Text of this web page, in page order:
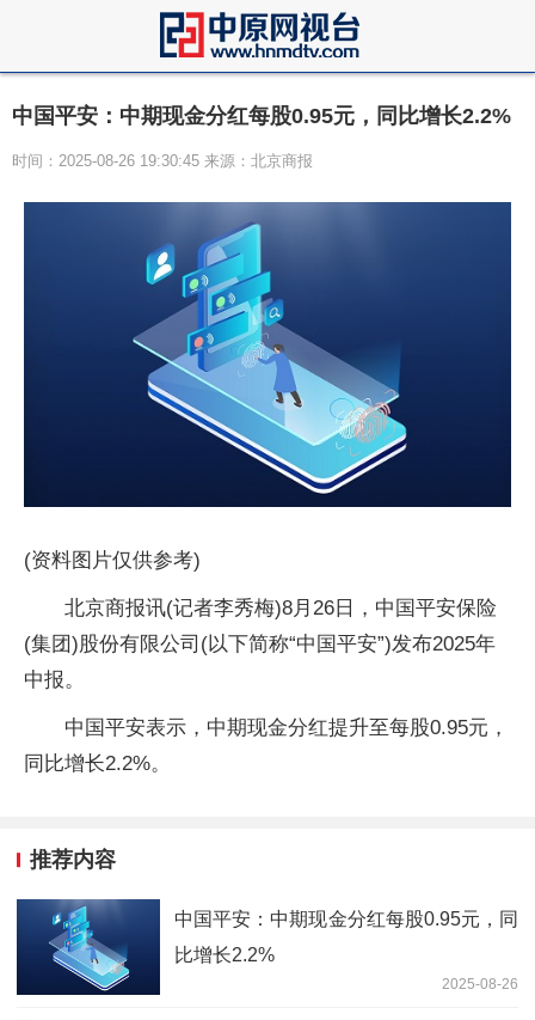
中国平安：中期现金分红每股0.95元，同比增长2.2%
时间：2025-08-26 19:30:45 来源：北京商报
(资料图片仅供参考)
北京商报讯(记者李秀梅)8月26日，中国平安保险
(集团)股份有限公司(以下简称“中国平安”)发布2025年
中报。
中国平安表示，中期现金分红提升至每股0.95元，
同比增长2.2%。
推荐内容
中国平安：中期现金分红每股0.95元，同
比增长2.2%
2025-08-26